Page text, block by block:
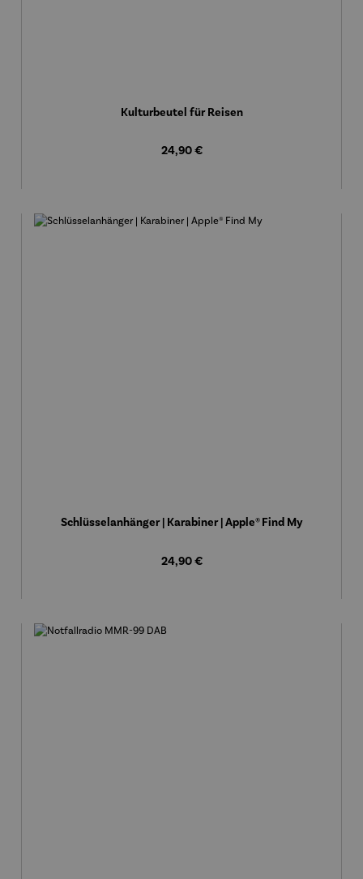
Kulturbeutel für Reisen
Regulärer Preis:
24,90 €
Schlüsselanhänger | Karabiner | Apple® Find My
Regulärer Preis:
24,90 €